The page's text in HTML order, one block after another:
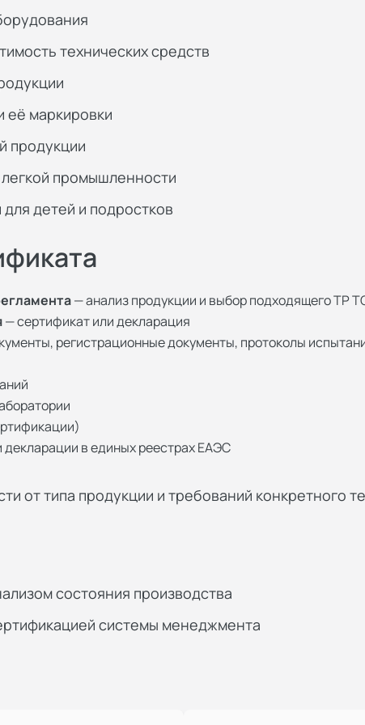
технических средств
её маркировки
продукции
промышленности
детей и подростков
— анализ продукции и выбор подходящего ТР
— сертификат или декларация
регистрационные документы, протоколы
декларации в единых реестрах ЕАЭС
от типа продукции и требований конкретного
состояния производства
системы менеджмента